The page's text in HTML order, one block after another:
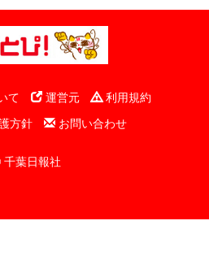
て 運営元
利用規約
方針
お問い合わせ
千葉日報社